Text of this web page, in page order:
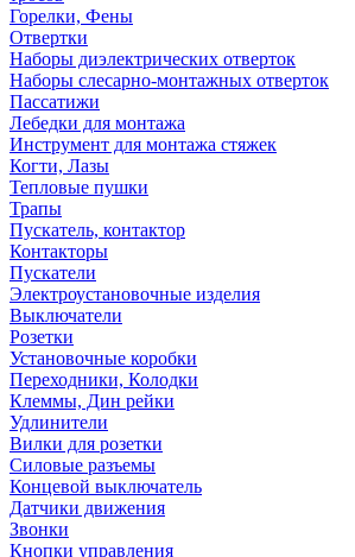
Горелки, Фены
Отвертки
Наборы диэлектрических отверток
Наборы слесарно-монтажных отверток
Пассатижи
Лебедки для монтажа
Инструмент для монтажа стяжек
Когти, Лазы
Тепловые пушки
Трапы
Пускатель, контактор
Контакторы
Пускатели
Электроустановочные изделия
Выключатели
Розетки
Установочные коробки
Переходники, Колодки
Клеммы, Дин рейки
Удлинители
Вилки для розетки
Силовые разъемы
Концевой выключатель
Датчики движения
Звонки
Кнопки управления